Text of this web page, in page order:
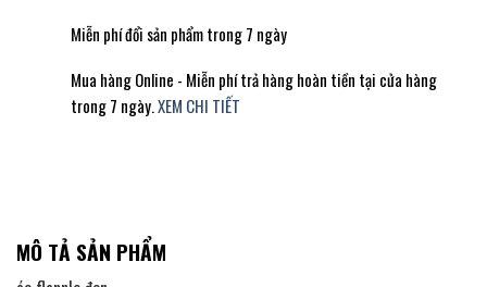
Miễn phí đổi sản phẩm trong 7 ngày
Mua hàng Online - Miễn phí trả hàng hoàn tiền tại cửa hàng
trong 7 ngày.XEM CHI TIẾT
MÔ TẢ SẢN PHẨM